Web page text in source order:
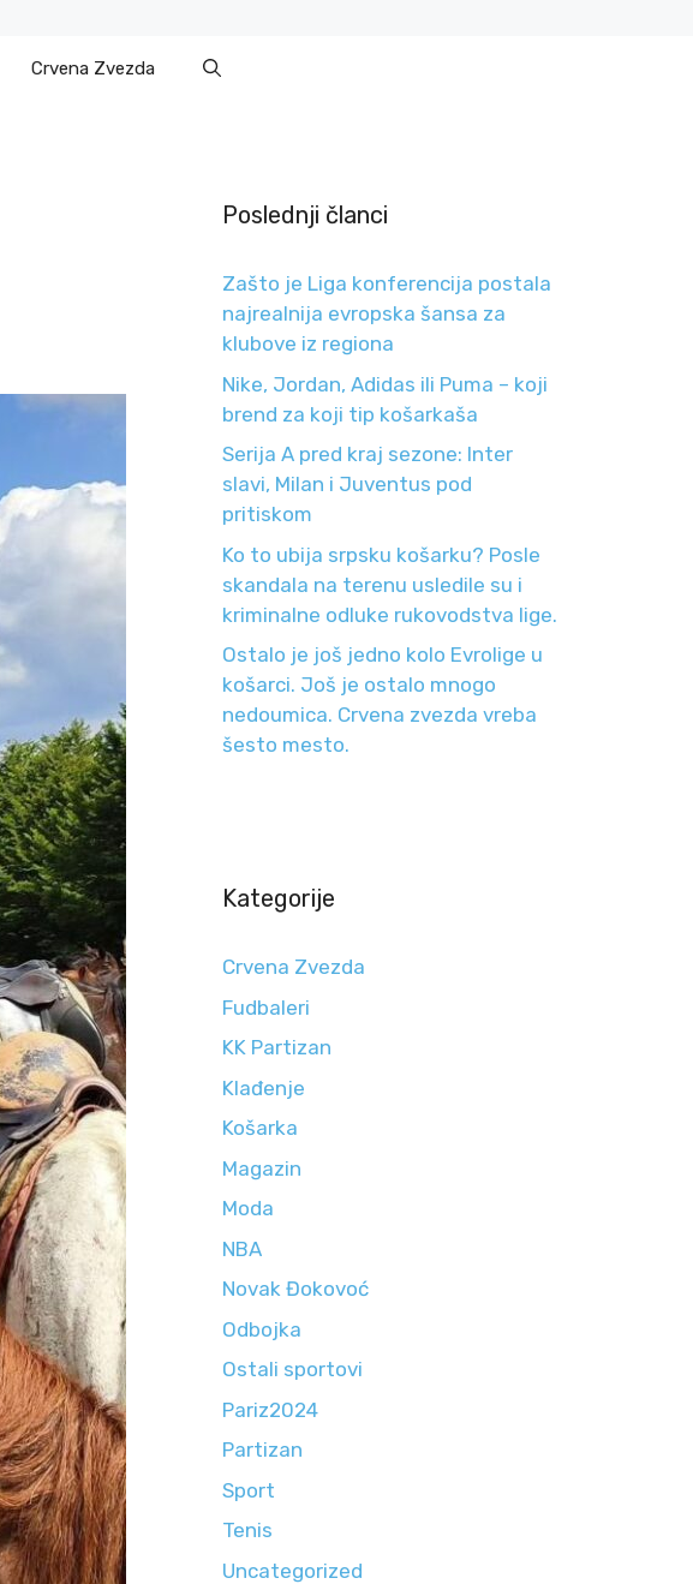
Crvena Zvezda
Poslednji članci
Zašto je Liga konferencija postala
najrealnija evropska šansa za
klubove iz regiona
Nike, Jordan, Adidas ili Puma – koji
brend za koji tip košarkaša
Serija A pred kraj sezone: Inter
slavi, Milan i Juventus pod
pritiskom
Ko to ubija srpsku košarku? Posle
skandala na terenu usledile su i
kriminalne odluke rukovodstva lige.
Ostalo je još jedno kolo Evrolige u
košarci. Još je ostalo mnogo
nedoumica. Crvena zvezda vreba
šesto mesto.
Kategorije
Crvena Zvezda
Fudbaleri
KK Partizan
Klađenje
Košarka
Magazin
Moda
NBA
Novak Đokovoć
Odbojka
Ostali sportovi
Pariz2024
Partizan
Sport
Tenis
Uncategorized